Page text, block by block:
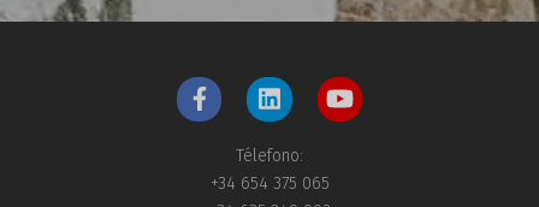
Télefono:
+34 654 375 065